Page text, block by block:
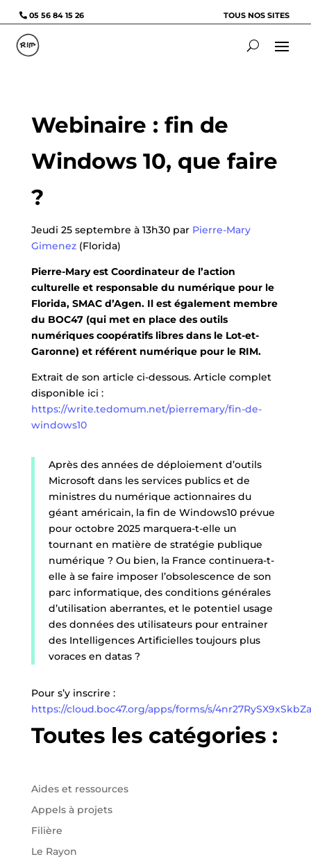
05 56 84 15 26 TOUS NOS SITES
Webinaire : fin de
Windows 10, que faire
?
Jeudi 25 septembre à 13h30 par Pierre-Mary
Gimenez(Florida)
Pierre-Mary est Coordinateur de l’action
culturelle et responsable du numérique pour le
Florida, SMAC d’Agen. Il est également membre
du BOC47 (qui met en place des outils
numériques coopératifs libres dans le Lot-et-
Garonne) et référent numérique pour le RIM.
Extrait de son article ci-dessous. Article complet
disponible ici :
https://write.tedomum.net/pierremary/fin-de-
windows10
Après des années de déploiement d’outils
Microsoft dans les services publics et de
ministres du numérique actionnaires du
géant américain, la fin de Windows10 prévue
pour octobre 2025 marquera-t-elle un
tournant en matière de stratégie publique
numérique ? Ou bien, la France continuera-t-
elle à se faire imposer l’obsolescence de son
parc informatique, des conditions générales
d’utilisation aberrantes, et le potentiel usage
des données des utilisateurs pour entrainer
des Intelligences Artificielles toujours plus
voraces en datas ?
Pour s’y inscrire :
https://cloud.boc47.org/apps/forms/s/
Toutes les catégories :
Aides et ressources
Appels à projets
Filière
Le Rayon